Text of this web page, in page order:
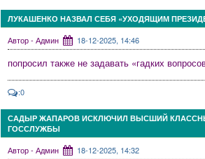
ЛУКАШЕНКО НАЗВАЛ СЕБЯ «УХОДЯЩИМ
Автор - Админ 18-12-2025, 14:46
попросил также не задавать «гадких
:0
САДЫР ЖАПАРОВ ИСКЛЮЧИЛ ВЫСШИЙ
ГОССЛУЖБЫ
Автор - Админ 18-12-2025, 14:32